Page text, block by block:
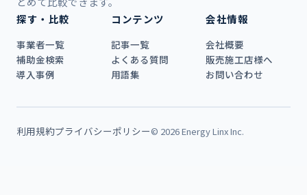
探す・比較
事業者一覧
補助金検索
導入事例
コンテンツ
記事一覧
よくある質問
用語集
会社情報
会社概要
販売施工店様へ
お問い合わせ
利用規約プライバシーポリシー© 2026 Energy Linx Inc.